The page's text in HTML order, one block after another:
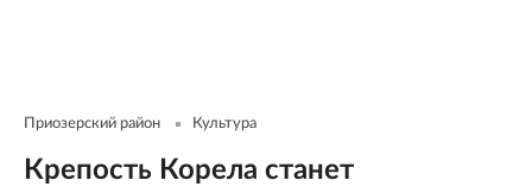
Приозерский район Культура
Крепость Корела станет